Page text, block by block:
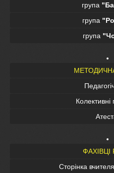
група
група
група
ФАХІВЦІ
Сторінка